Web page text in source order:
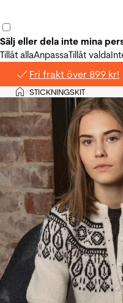
Sälj eller dela inte mina
Tillåt allaAnpassaTillåt valda
Fri frakt över 899 kr!
Hem
>STICKNINGSKIT